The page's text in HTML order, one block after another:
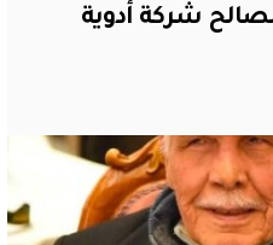
لصالح شركة أدوية